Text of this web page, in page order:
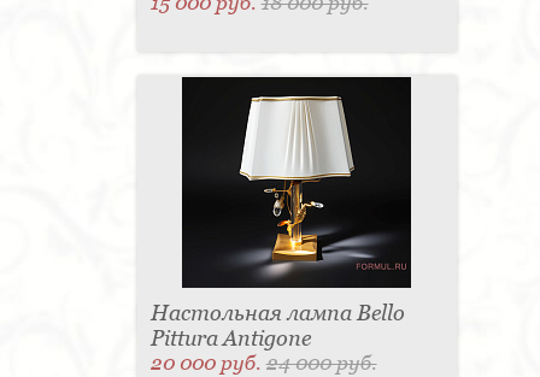
Настольная лампа Bello
Pittura Antigone
20 000 руб.24 000 руб.